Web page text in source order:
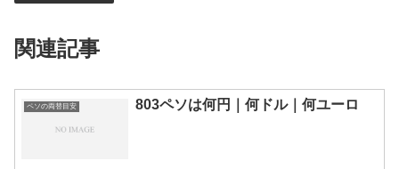
関連記事
ペソの両替目安 803ペソは何円｜何ドル｜何ユーロ